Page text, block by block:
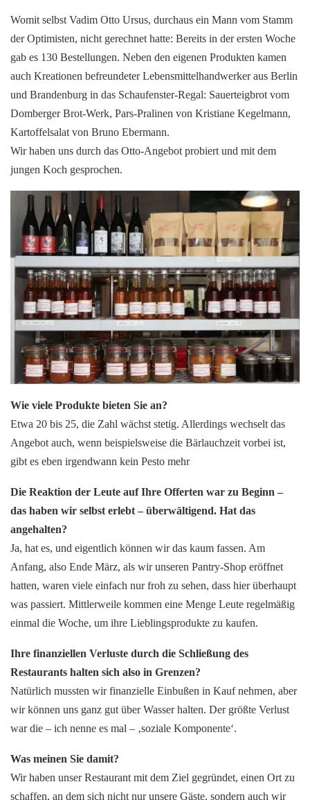
Womit selbst Vadim Otto Ursus, durchaus ein Mann vom Stamm
der Optimisten, nicht gerechnet hatte: Bereits in der ersten Woche
gab es 130 Bestellungen. Neben den eigenen Produkten kamen
auch Kreationen befreundeter Lebensmittelhandwerker aus Berlin
und Brandenburg in das Schaufenster-Regal: Sauerteigbrot vom
Domberger Brot-Werk, Pars-Pralinen von Kristiane Kegelmann,
Kartoffelsalat von Bruno Ebermann.
Wir haben uns durch das Otto-Angebot probiert und mit dem
jungen Koch gesprochen.
Wie viele Produkte bieten Sie an?
Etwa 20 bis 25, die Zahl wächst stetig. Allerdings wechselt das
Angebot auch, wenn beispielsweise die Bärlauchzeit vorbei ist,
gibt es eben irgendwann kein Pesto mehr
Die Reaktion der Leute auf Ihre Offerten war zu Beginn –
das haben wir selbst erlebt – überwältigend. Hat das
angehalten?
Ja, hat es, und eigentlich können wir das kaum fassen. Am
Anfang, also Ende März, als wir unseren Pantry-Shop eröffnet
hatten, waren viele einfach nur froh zu sehen, dass hier überhaupt
was passiert. Mittlerweile kommen eine Menge Leute regelmäßig
einmal die Woche, um ihre Lieblingsprodukte zu kaufen.
Ihre finanziellen Verluste durch die Schließung des
Restaurants halten sich also in Grenzen?
Natürlich mussten wir finanzielle Einbußen in Kauf nehmen, aber
wir können uns ganz gut über Wasser halten. Der größte Verlust
war die – ich nenne es mal – ‚soziale Komponente‘.
Was meinen Sie damit?
Wir haben unser Restaurant mit dem Ziel gegründet, einen Ort zu
schaffen, an dem sich nicht nur unsere Gäste, sondern auch wir